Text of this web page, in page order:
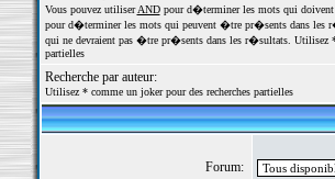
Vous pouvez utiliserANDpour d�terminer les mots qui
pour d�terminer les mots qui peuvent �tre pr�sents dans les
qui ne devraient pas �tre pr�sents dans les r�sultats. Utilisez *
partielles
Recherche par auteur:
Utilisez * comme un joker pour des recherches partielles
Forum: